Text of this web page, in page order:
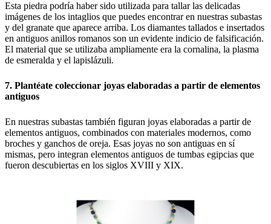
Esta piedra podría haber sido utilizada para tallar las delicadas
imágenes de los intaglios que puedes encontrar en nuestras subastas
y del granate que aparece arriba. Los diamantes tallados e insertados
en antiguos anillos romanos son un evidente indicio de falsificación.
El material que se utilizaba ampliamente era la cornalina, la plasma
de esmeralda y el lapislázuli.
7. Plantéate coleccionar joyas elaboradas a partir de elementos
antiguos
En nuestras subastas también figuran joyas elaboradas a partir de
elementos antiguos, combinados con materiales modernos, como
broches y ganchos de oreja. Esas joyas no son antiguas en sí
mismas, pero integran elementos antiguos de tumbas egipcias que
fueron descubiertas en los siglos XVIII y XIX.